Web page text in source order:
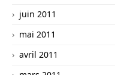
juin 2011
mai 2011
avril 2011